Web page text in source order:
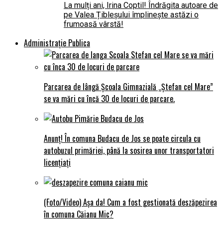
La mulți ani, Irina Coptil! Îndrăgita autoare de
pe Valea Țibleșului împlinește astăzi o
frumoasă vârstă!
Administrație Publica
Parcarea de lângă Școala Gimnazială „Ștefan cel Mare”
se va mări cu încă 30 de locuri de parcare.
Anunț! În comuna Budacu de Jos se poate circula cu
autobuzul primăriei, până la sosirea unor transportatori
licențiați
(Foto/Video) Așa da! Cum a fost gestionată deszăpezirea
în comuna Căianu Mic?